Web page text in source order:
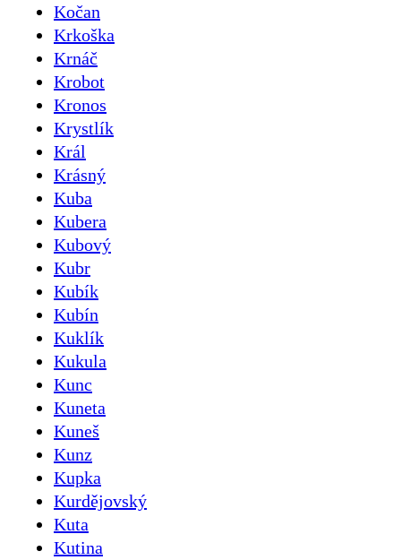
Kočan
Krkoška
Krnáč
Krobot
Kronos
Krystlík
Král
Krásný
Kuba
Kubera
Kubový
Kubr
Kubík
Kubín
Kuklík
Kukula
Kunc
Kuneta
Kuneš
Kunz
Kupka
Kurdějovský
Kuta
Kutina